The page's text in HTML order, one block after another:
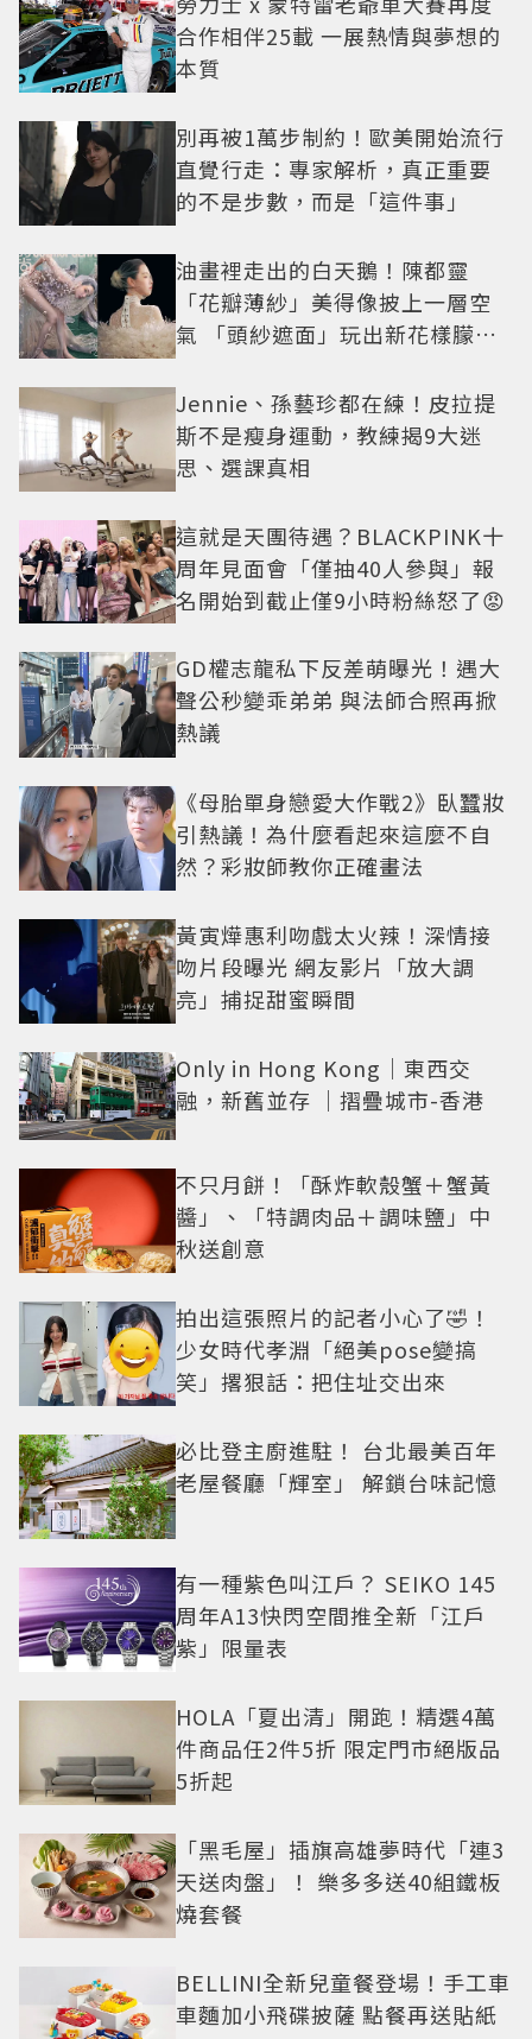
合作相伴25載 一展熱情與夢想的
本質
別再被1萬步制約！歐美開始流行
直覺行走：專家解析，真正重要
的不是步數，而是「這件事」
油畫裡走出的白天鵝！陳都靈
「花瓣薄紗」美得像披上一層空
氣 「頭紗遮面」玩出新花樣朦朧
Jennie、孫藝珍都在練！皮拉提
斯不是瘦身運動，教練揭9大迷
思、選課真相
這就是天團待遇？BLACKPINK十
周年見面會「僅抽40人參與」報
名開始到截止僅9小時粉絲怒了😡
GD權志龍私下反差萌曝光！遇大
聲公秒變乖弟弟 與法師合照再掀
熱議
《母胎單身戀愛大作戰2》臥蠶妝
引熱議！為什麼看起來這麼不自
然？彩妝師教你正確畫法
黃寅燁惠利吻戲太火辣！深情接
吻片段曝光 網友影片「放大調
亮」捕捉甜蜜瞬間
Only in Hong Kong｜東西交
融，新舊並存 ｜摺疊城市-香港
不只月餅！「酥炸軟殼蟹＋蟹黃
醬」、「特調肉品＋調味鹽」中
秋送創意
拍出這張照片的記者小心了🤣！
少女時代孝淵「絕美pose變搞
笑」撂狠話：把住址交出來
必比登主廚進駐！ 台北最美百年
老屋餐廳「輝室」 解鎖台味記憶
有一種紫色叫江戶？ SEIKO 145
周年A13快閃空間推全新「江戶
紫」限量表
HOLA「夏出清」開跑！精選4萬
件商品任2件5折 限定門市絕版品
5折起
「黑毛屋」插旗高雄夢時代「連3
天送肉盤」！ 樂多多送40組鐵板
燒套餐
BELLINI全新兒童餐登場！手工車
車麵加小飛碟披薩 點餐再送貼紙